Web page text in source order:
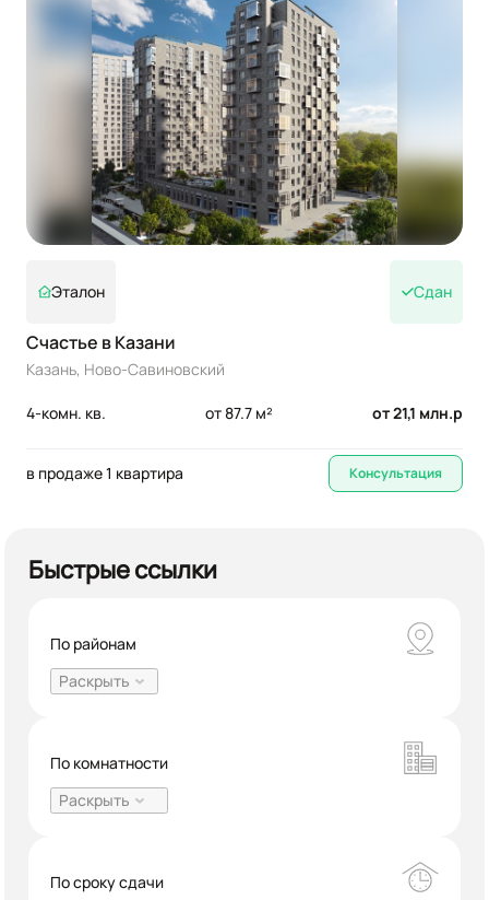
Эталон Сдан
Счастье в Казани
Казань, Ново-Савиновский
4-комн. кв. от 87.7 м² от 21,1 млн.р
в продаже 1 квартира Консультация
Быстрые ссылки
По районам
Раскрыть
1483
По комнатности
Раскрыть
По сроку сдачи